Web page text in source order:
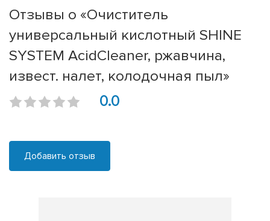
Отзывы о «Очиститель
универсальный кислотный SHINE
SYSTEM AcidCleaner, ржавчина,
извест. налет, колодочная пыл»
0.0
Добавить отзыв